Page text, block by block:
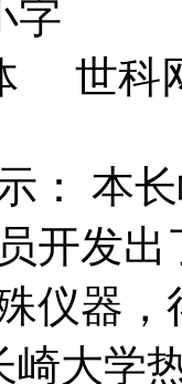
世科
： 本
开发
仪器
大学热